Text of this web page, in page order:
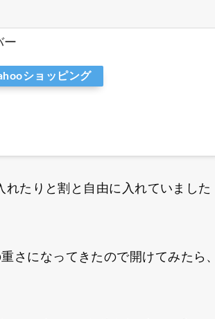
ー
ショッピング
たりと割と自由に入れていました
さになってきたので開けてみたら、